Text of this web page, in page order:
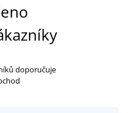
doporučuje